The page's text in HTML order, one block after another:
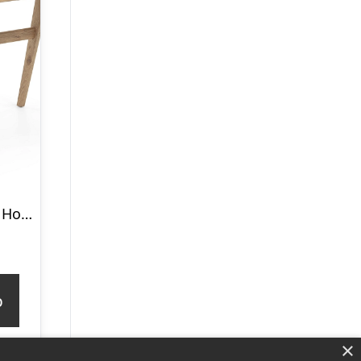
Skrivebord Kave Home Julia i massivt asketræ natur 120x65x75 cm
×